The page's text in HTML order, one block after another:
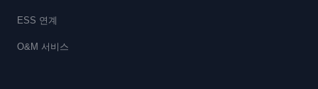
ESS 연계
O&M 서비스